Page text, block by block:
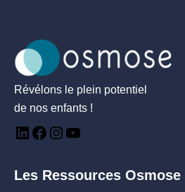
Révélons le plein potentiel
de nos enfants !
Les Ressources Osmose